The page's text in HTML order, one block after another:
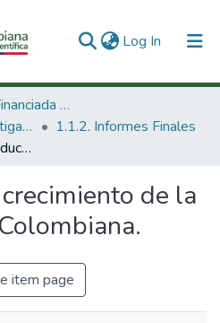
Log In (current)
1. Investigación Financiada con Recursos Públicos
1.1 Productos de investigación
1.1.2. Informes Finales
El crecimiento de la productividad Colombiana.
de la
item page